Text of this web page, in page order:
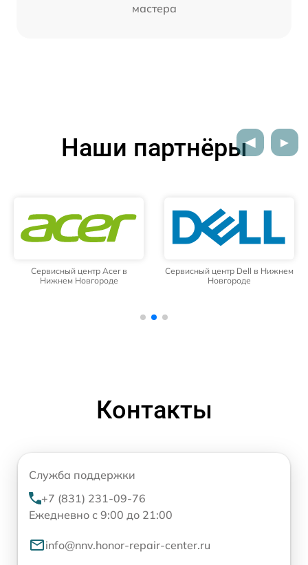
мастера
Наши партнёры
Сервисный центр Dell в Нижнем
Новгороде
Сервисный центр HP в Нижнем
Новгороде
Контакты
Служба поддержки
+7 (831) 231-09-76
Ежедневно с 9:00 до 21:00
info@nnv.honor-repair-center.ru